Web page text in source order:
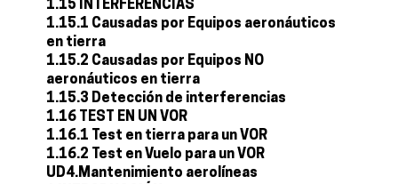
1.15 INTERFERENCIAS
1.15.1 Causadas por Equipos aeronáuticos
en tierra
1.15.2 Causadas por Equipos NO
aeronáuticos en tierra
1.15.3 Detección de interferencias
1.16 TEST EN UN VOR
1.16.1 Test en tierra para un VOR
1.16.2 Test en Vuelo para un VOR
UD4.Mantenimiento aerolíneas